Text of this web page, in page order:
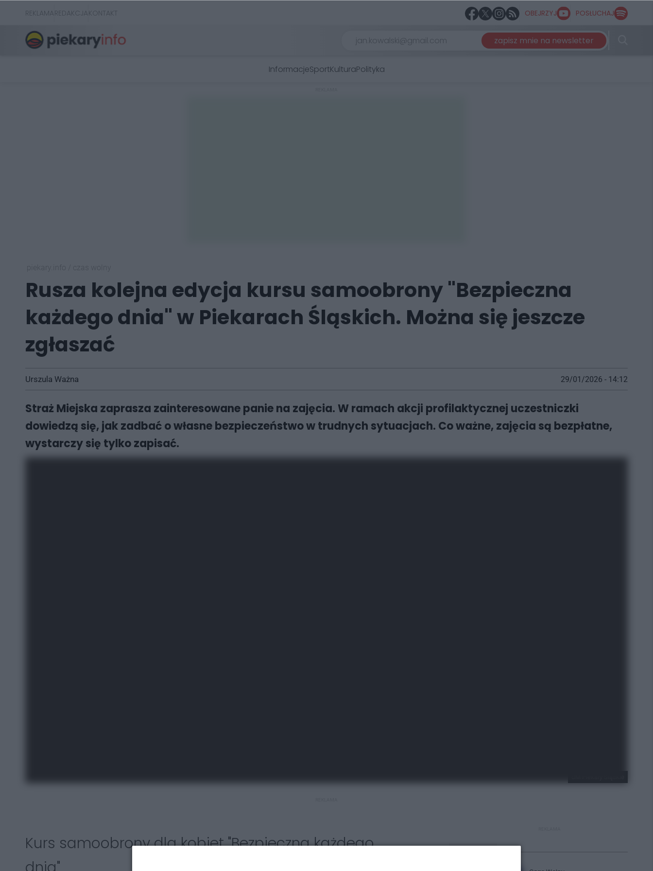
REKLAMAREDAKCJAKONTAKT OBEJRZYJ POSŁUCHAJ
zapisz mnie na newsletter
InformacjeSportKulturaPolityka
Rusza kolejna edycja kursu samoobrony "Bezpieczna
każdego dnia" w Piekarach Śląskich. Można się jeszcze
zgłaszać
Urszula Ważna 29/01/2026 - 14:12
Straż Miejska zaprasza zainteresowane panie na zajęcia. W ramach akcji profilaktycznej uczestniczki
dowiedzą się, jak zadbać o własne bezpieczeństwo w trudnych sytuacjach. Co ważne, zajęcia są bezpłatne,
wystarczy się tylko zapisać.
Kurs samoobrony dla kobiet "Bezpieczna każdego